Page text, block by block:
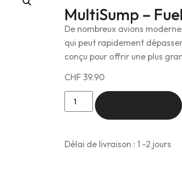
MultiSump –
De nombreux avions
qui peut rapidement
conçu pour offrir une plus
CHF 39.90
Délai de livraison : 1 -2 jours